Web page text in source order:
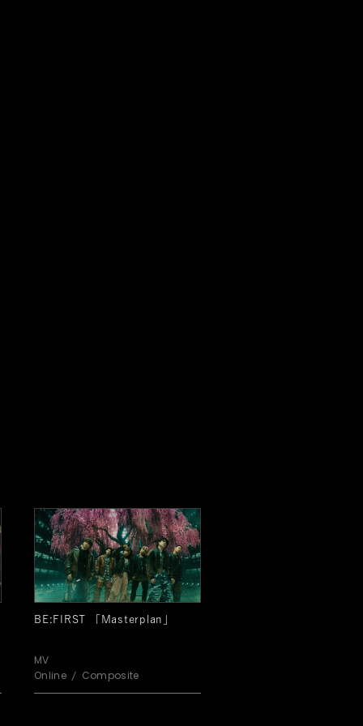
BE:FIRST 「Masterplan」
MV
Online
Composite